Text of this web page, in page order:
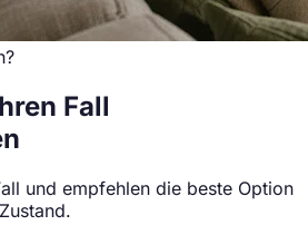
Fall
und empfehlen die beste Option